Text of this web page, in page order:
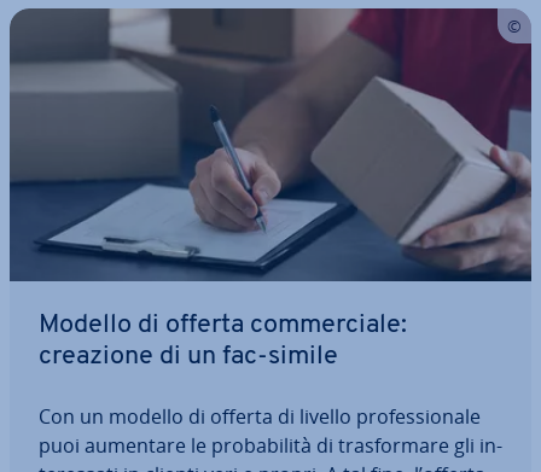
Modello di offerta com­mer­cia­le:
creazione di un fac-simile
Con un modello di offerta di livello pro­fes­sio­na­le
puoi aumentare le pro­ba­bi­li­tà di tra­sfor­ma­re gli in­